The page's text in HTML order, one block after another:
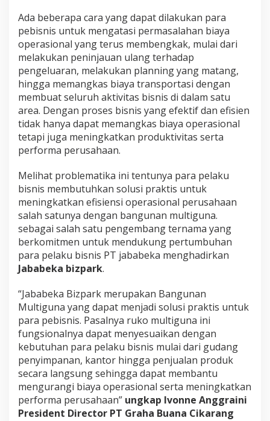
Ada beberapa cara yang dapat dilakukan para
pebisnis untuk mengatasi permasalahan biaya
operasional yang terus membengkak, mulai dari
melakukan peninjauan ulang terhadap
pengeluaran, melakukan planning yang matang,
hingga memangkas biaya transportasi dengan
membuat seluruh aktivitas bisnis di dalam satu
area. Dengan proses bisnis yang efektif dan efisien
tidak hanya dapat memangkas biaya operasional
tetapi juga meningkatkan produktivitas serta
performa perusahaan.
Melihat problematika ini tentunya para pelaku
bisnis membutuhkan solusi praktis untuk
meningkatkan efisiensi operasional perusahaan
salah satunya dengan bangunan multiguna.
sebagai salah satu pengembang ternama yang
berkomitmen untuk mendukung pertumbuhan
para pelaku bisnis PT jababeka menghadirkan
Jababeka bizpark.
“Jababeka Bizpark merupakan Bangunan
Multiguna yang dapat menjadi solusi praktis untuk
para pebisnis. Pasalnya ruko multiguna ini
fungsionalnya dapat menyesuaikan dengan
kebutuhan para pelaku bisnis mulai dari gudang
penyimpanan, kantor hingga penjualan produk
secara langsung sehingga dapat membantu
mengurangi biaya operasional serta meningkatkan
performa perusahaan” ungkap Ivonne Anggraini
President Director PT Graha Buana Cikarang